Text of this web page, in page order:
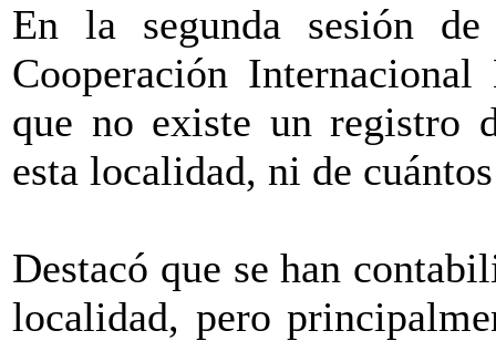
En la segunda sesión
Cooperación
que no existe un registro
esta localidad, ni de
Destacó que se han
localidad, pero